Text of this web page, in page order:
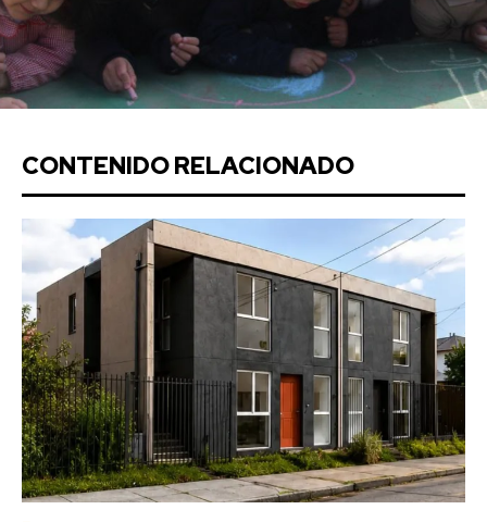
CONTENIDO RELACIONADO